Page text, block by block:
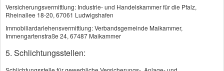
Falls Sie einmal nicht mit meiner Tätigkeit
zufrieden sein sollten, haben Sie die Möglichkeit,
eine Beschwerde bei mir einzureichen. Die
Beschwerde kann schriftlich per Brief, per E-Mail
Versicherungsvermittlung: Industrie- und Handelskammer für die Pfalz,
Rheinallee 18-20, 67061 Ludwigshafen
Immobiliardarlehensvermittlung: Verbandsgemeinde Maikammer,
Immengartenstraße 24, 67487 Maikammer
5. Schlichtungsstellen: